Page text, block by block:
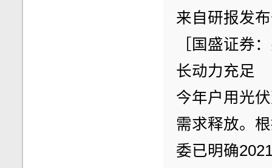
来自研报发
［国盛证券
长动力充足
今年户用光
需求释放。
委已明确